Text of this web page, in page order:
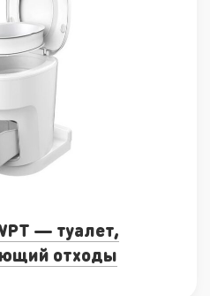
— туалет,
отходы